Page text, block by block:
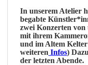
In unserem Atelier
begabte
zwei Konzerten von
mit ihrem
und im Altem
weiteren Infos)
der letzten Abende.